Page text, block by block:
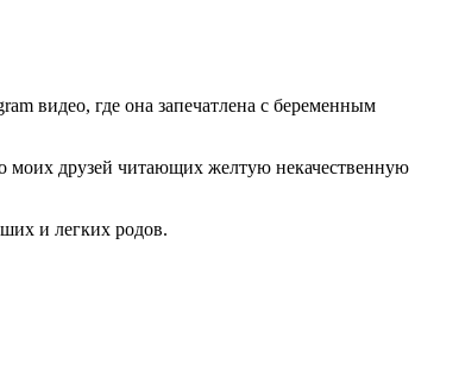
видео, где она запечатлена с беременным
моих друзей читающих желтую некачественную
и легких родов.